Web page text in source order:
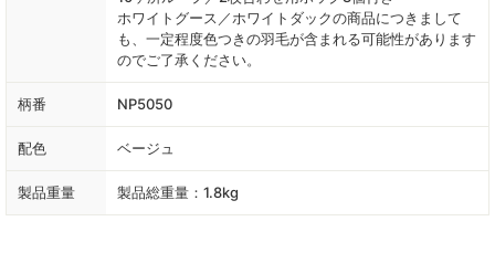
ホワイトグース／ホワイトダックの商品につきまして
も、一定程度色つきの羽毛が含まれる可能性があります
のでご了承ください。
柄番 NP5050
配色 ベージュ
製品重量 製品総重量：1.8kg